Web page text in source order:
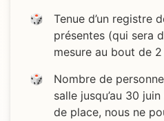
Tenue d’un registre
présentes (qui sera
mesure au bout de 2
Nombre de
salle jusqu’au 30
de place, nous ne